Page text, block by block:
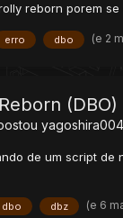
reborn porem
erro dbo (e 2
(DBO)
yagoshira004
de um script
dbo dbz (e 6